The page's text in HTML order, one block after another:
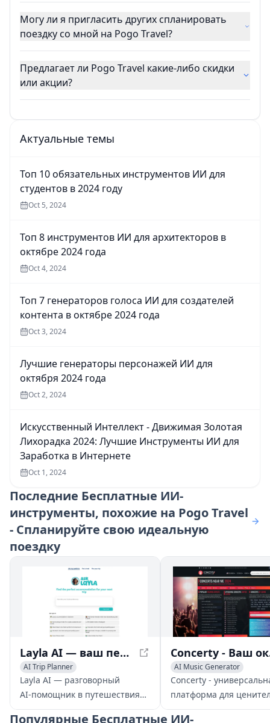
Могу ли я пригласить других спланировать
поездку со мной на Pogo Travel?
Предлагает ли Pogo Travel какие-либо скидки
или акции?
Актуальные темы
Топ 10 обязательных инструментов ИИ для
студентов в 2024 году
Oct 5, 2024
Топ 8 инструментов ИИ для архитекторов в
октябре 2024 года
Oct 4, 2024
Топ 7 генераторов голоса ИИ для создателей
контента в октябре 2024 года
Oct 3, 2024
Лучшие генераторы персонажей ИИ для
октября 2024 года
Oct 2, 2024
Искусственный Интеллект - Движимая Золотая
Лихорадка 2024: Лучшие Инструменты ИИ для
Заработка в Интернете
Oct 1, 2024
Последние Бесплатные ИИ-
инструменты, похожие на Pogo Travel
- Спланируйте свою идеальную
поездку
Layla AI — ваш персональный помощник в путешествиях
AI Trip Planner
Layla AI — разговорный
AI‑помощник в путешествиях,
который помогает
AI Music Generator
AI Event Planning
AI Trip
Concerty -
платформа для
музыки,
Популярные Бесплатные ИИ-